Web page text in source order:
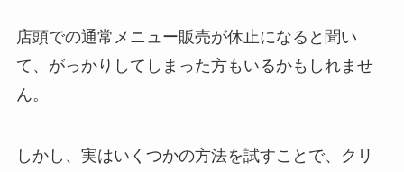
店頭での通常メニュー販売が休止になると聞い
て、がっかりしてしまった方もいるかもしれませ
ん。
しかし、実はいくつかの方法を試すことで、クリ